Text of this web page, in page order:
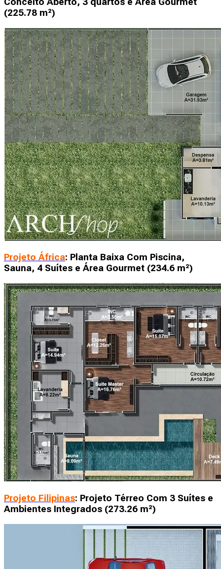
(225.78 m²)
Projeto África: Planta Baixa Com Piscina,
Sauna, 4 Suítes e Área Gourmet (234.6 m²)
Projeto Filipinas: Projeto Térreo Com 3 Suítes e
Ambientes Integrados (273.26 m²)